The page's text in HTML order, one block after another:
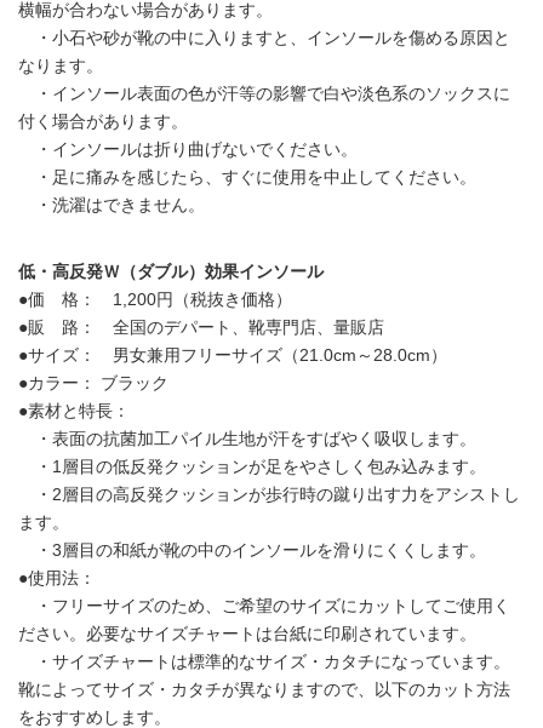
横幅が合わない場合があります。
・小石や砂が靴の中に入りますと、インソールを傷める原因と
なります。
・インソール表面の色が汗等の影響で白や淡色系のソックスに
付く場合があります。
・インソールは折り曲げないでください。
・足に痛みを感じたら、すぐに使用を中止してください。
・洗濯はできません。
低・高反発Ｗ（ダブル）効果インソール
●価 格： 1,200円（税抜き価格）
●販 路： 全国のデパート、靴専門店、量販店
●サイズ： 男女兼用フリーサイズ（21.0cm～28.0cm）
●カラー： ブラック
●素材と特長：
・表面の抗菌加工パイル生地が汗をすばやく吸収します。
・1層目の低反発クッションが足をやさしく包み込みます。
・2層目の高反発クッションが歩行時の蹴り出す力をアシストし
ます。
・3層目の和紙が靴の中のインソールを滑りにくくします。
●使用法：
・フリーサイズのため、ご希望のサイズにカットしてご使用く
ださい。必要なサイズチャートは台紙に印刷されています。
・サイズチャートは標準的なサイズ・カタチになっています。
靴によってサイズ・カタチが異なりますので、以下のカット方法
をおすすめします。